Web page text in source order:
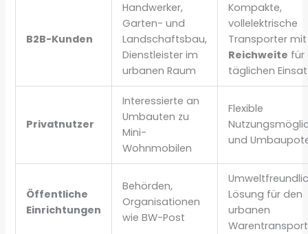
B2B-Kunden
Handwerker,
Garten- und
Landschaftsbau,
Dienstleister im
urbanen Raum
Kompakte,
vollelektrische
Transporter
Reichweite für
täglichen
Privatnutzer
Interessierte an
Umbauten zu
Mini-
Wohnmobilen
Flexible
und
Öffentliche
Einrichtungen
Behörden,
Organisationen
wie BW-Post
Lösung für den
urbanen
Warentransport